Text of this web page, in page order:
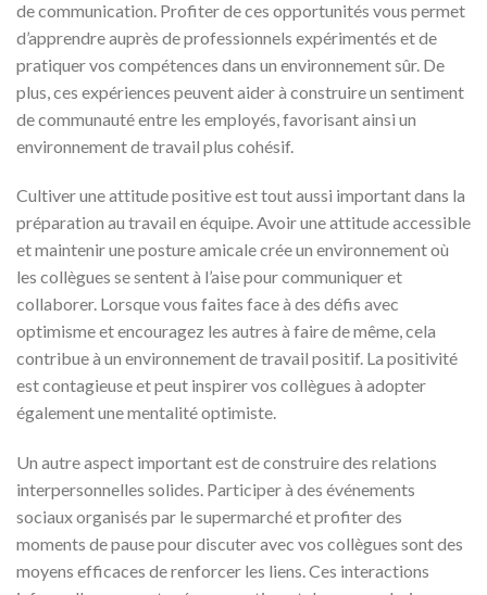
de communication. Profiter de ces opportunités vous permet
d’apprendre auprès de professionnels expérimentés et de
pratiquer vos compétences dans un environnement sûr. De
plus, ces expériences peuvent aider à construire un sentiment
de communauté entre les employés, favorisant ainsi un
environnement de travail plus cohésif.
Cultiver une attitude positive est tout aussi important dans la
préparation au travail en équipe. Avoir une attitude accessible
et maintenir une posture amicale crée un environnement où
les collègues se sentent à l’aise pour communiquer et
collaborer. Lorsque vous faites face à des défis avec
optimisme et encouragez les autres à faire de même, cela
contribue à un environnement de travail positif. La positivité
est contagieuse et peut inspirer vos collègues à adopter
également une mentalité optimiste.
Un autre aspect important est de construire des relations
interpersonnelles solides. Participer à des événements
sociaux organisés par le supermarché et profiter des
moments de pause pour discuter avec vos collègues sont des
moyens efficaces de renforcer les liens. Ces interactions